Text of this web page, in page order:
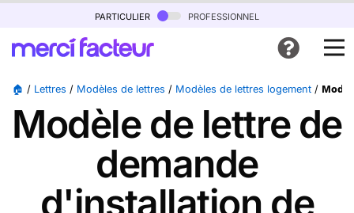
particulier professionnel
🏠 / Lettres / Modèles de lettres / Modèles de lettres logement /
Modèle de lettre de
demande
d'installation de